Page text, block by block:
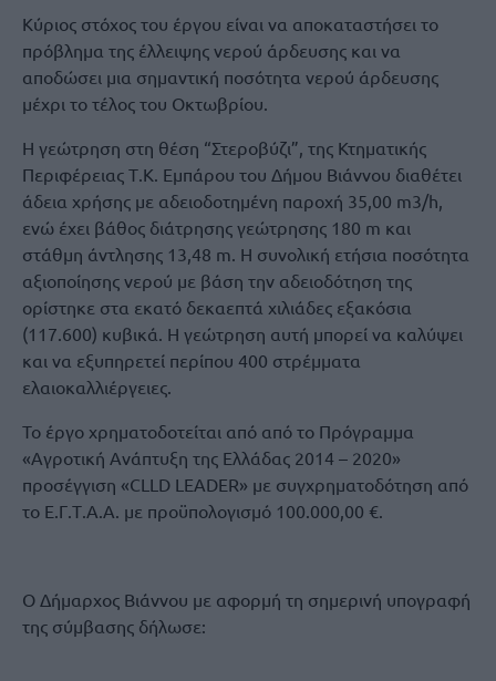
Κύριος στόχος του έργου είναι να αποκαταστήσει το
πρόβλημα της έλλειψης νερού άρδευσης και να
αποδώσει μια σημαντική ποσότητα νερού άρδευσης
μέχρι το τέλος του Οκτωβρίου.
Η γεώτρηση στη θέση “Στεροβύζι”, της Κτηματικής
Περιφέρειας Τ.Κ. Εμπάρου του Δήμου Βιάννου διαθέτει
άδεια χρήσης με αδειοδοτημένη παροχή 35,00 m3/h,
ενώ έχει βάθος διάτρησης γεώτρησης 180 m και
στάθμη άντλησης 13,48 m. Η συνολική ετήσια ποσότητα
αξιοποίησης νερού με βάση την αδειοδότηση της
ορίστηκε στα εκατό δεκαεπτά χιλιάδες εξακόσια
(117.600) κυβικά. Η γεώτρηση αυτή μπορεί να καλύψει
και να εξυπηρετεί περίπου 400 στρέμματα
ελαιοκαλλιέργειες.
Το έργο χρηματοδοτείται από από το Πρόγραμμα
«Αγροτική Ανάπτυξη της Ελλάδας 2014 – 2020»
προσέγγιση «CLLD LEADER» με συγχρηματοδότηση από
το Ε.Γ.Τ.Α.Α. με προϋπολογισμό 100.000,00 €.
Ο Δήμαρχος Βιάννου με αφορμή τη σημερινή υπογραφή
της σύμβασης δήλωσε: